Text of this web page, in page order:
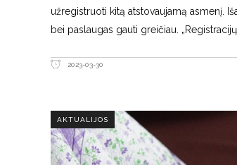
užregistruoti kitą atstovaujamą asmenį.
bei paslaugas gauti greičiau.
2023-03-30
AKTUALIJOS